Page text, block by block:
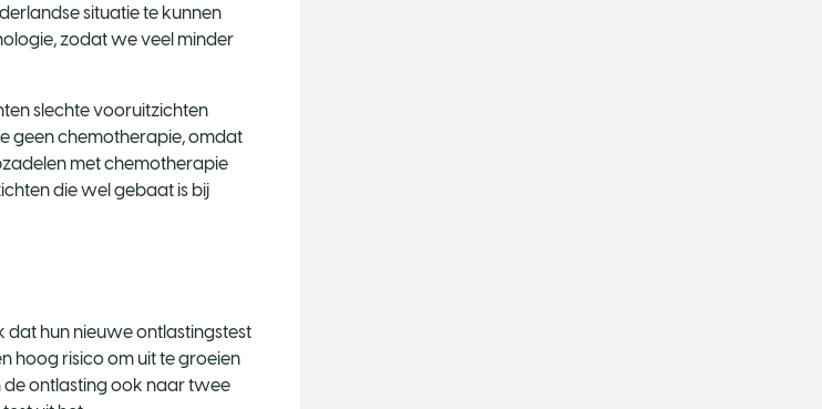
situatie te kunnen
zodat we veel minder
slechte vooruitzichten
geen chemotherapie, omdat
met chemotherapie
die wel gebaat is bij
dat hun nieuwe ontlastingstest
hoog risico om uit te groeien
de ontlasting ook naar twee